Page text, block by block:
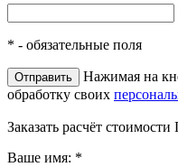
* - обязательные поля
Нажимая на
обработку своих
Заказать расчёт стоимости
Ваше имя: *